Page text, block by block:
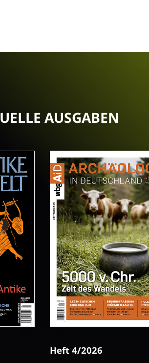
AUSGABEN
Heft 4/2026